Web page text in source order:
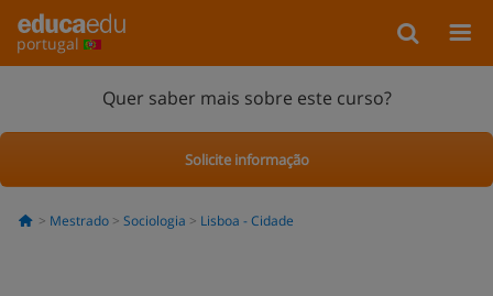
portugal
Quer saber mais sobre este curso?
Solicite informação
Mestrado Sociologia Lisboa - Cidade